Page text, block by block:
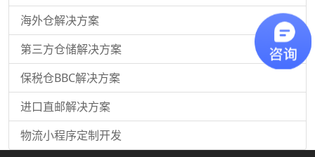
海外仓解决方案
第三方仓储解决方案
保税仓BBC解决方案
进口直邮解决方案
物流小程序定制开发